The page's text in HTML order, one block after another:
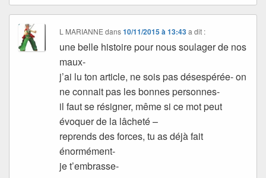
L MARIANNE dans10/11/2015 à 13:43 a dit :
une belle histoire pour nous soulager de nos
maux-
j’ai lu ton article, ne sois pas désespérée- on
ne connait pas les bonnes personnes-
il faut se résigner, même si ce mot peut
évoquer de la lâcheté –
reprends des forces, tu as déjà fait
énormément-
je t’embrasse-